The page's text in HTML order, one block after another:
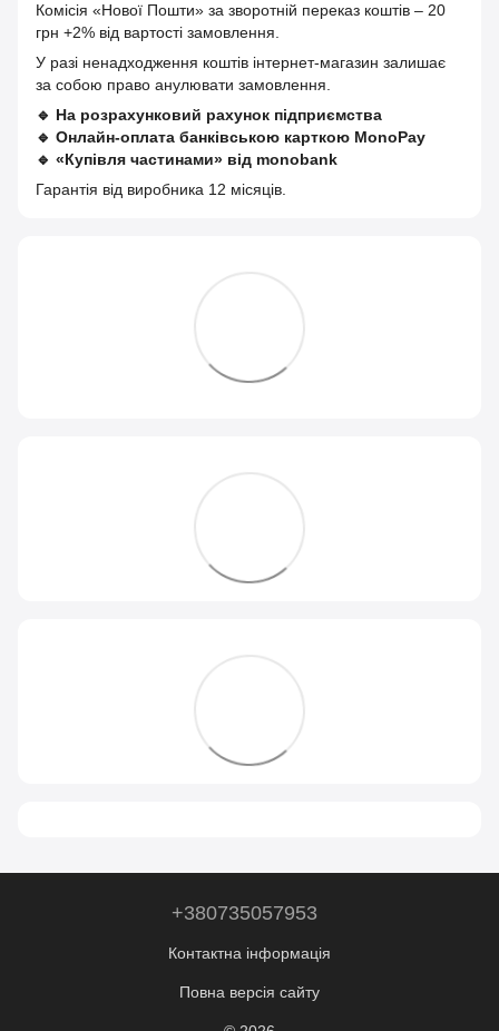
Комісія «Нової Пошти» за зворотній переказ коштів – 20
грн +2% від вартості замовлення.
У разі ненадходження коштів інтернет-магазин залишає
за собою право анулювати замовлення.
🔹 На розрахунковий рахунок підприємства
🔹 Онлайн-оплата банківською карткою MonoPay
🔹 «Купівля частинами» від monobank
Гарантія від виробника 12 місяців.
+380735057953
Контактна інформація
Повна версія сайту